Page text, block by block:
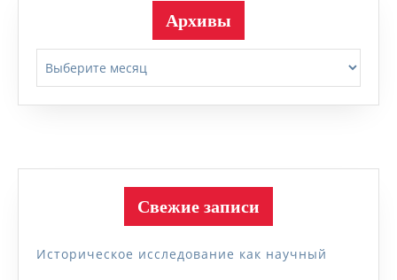
Архивы
Свежие записи
Историческое исследование как научный